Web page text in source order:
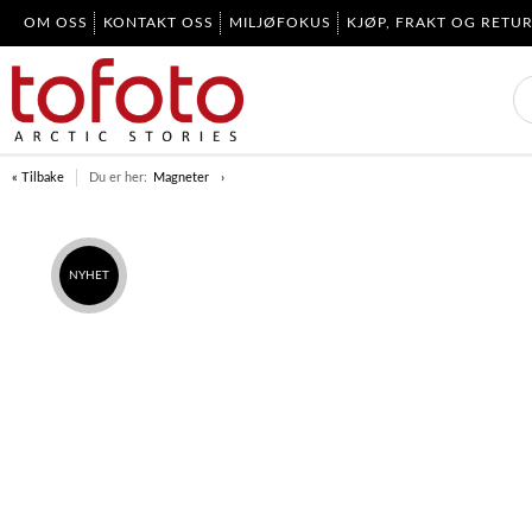
OM OSS KONTAKT OSS MILJØFOKUS KJØP, FRAKT OG RETUR
« Tilbake Du er her: Magneter
NYHET